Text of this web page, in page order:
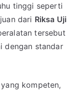
tinggi seperti
dari Riksa Uji
tersebut
dengan standar
kompeten,